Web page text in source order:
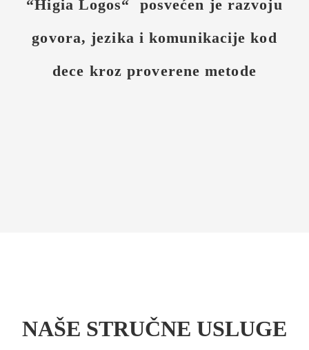
“Higia Logos“ posvećen je razvoju
govora, jezika i komunikacije kod
dece kroz proverene metode
NAŠE STRUČNE USLUGE